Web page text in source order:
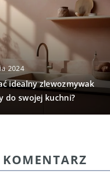
2024
idealny zlewozmywak
do swojej kuchni?